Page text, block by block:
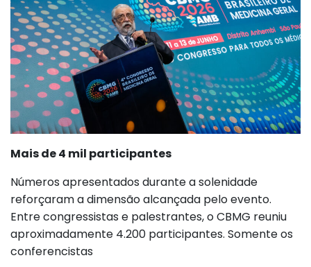
Mais de 4 mil participantes
Números apresentados durante a solenidade
reforçaram a dimensão alcançada pelo evento.
Entre congressistas e palestrantes, o CBMG reuniu
aproximadamente 4.200 participantes. Somente os
conferencistas